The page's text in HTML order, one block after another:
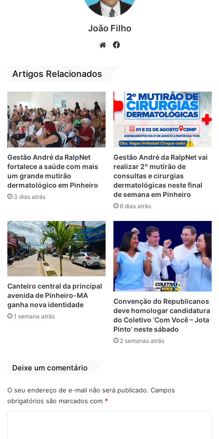
O aliado de Dias, que foi um dos fiadores de
sua indicação para o órgão, disse que o
então ministro da Educação,
trocou todas os coordenadores do FNDE.
Ao todo, os contratos somavam R$
3.023.869.395,50 (três bilhões, vinte e três
milhões, oitocentos e sessenta e nove mil,
trezentos e noventa e cinco reais e
cinquenta centavos). A licitação destinava-
se à compra de tablets e computadores
para suprir o programa Escola Conectada.
A análise da CGU permitiu identificar
“inconsistências entre a demanda prevista e
os quantitativos dos equipamentos
licitados, a ausência de ampla pesquisa de
preços, bem como indícios de planejamento
meramente formal da contratação podendo
ocasionar restrição de competitividade”, diz
o documento. “Constatou-se ainda a
elaboração da cotação com empresa de
porte incompatível com a contratação e
indícios de vínculo entre elas”, afirma a
Carlos Alberto Decotelli destaque
Irregularidades Licitação irregular
João Filho
We
Artigos Relacionados
Gestão André da RalpNet
fortalece a saúde com mais
um grande mutirão
dermatológico em Pinheiro
3 dias atrás
Gestão André da RalpNet vai
realizar 2º mutirão de
consultas e cirurgias
dermatológicas neste final
de semana em Pinheiro
6 dias atrás
Canteiro central da principal
avenida de Pinheiro-MA
ganha nova identidade
1 semana atrás
Convenção do Republicanos
deve homologar candidatura
do Coletivo ‘Com Você – Jota
Pinto’ neste sábado
2 semanas atrás
Deixe um comentário
O seu endereço de e-mail não será publicado. Campos
obrigatórios são marcados com *